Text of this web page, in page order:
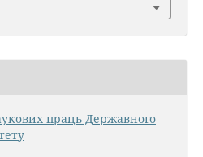
праць Державного